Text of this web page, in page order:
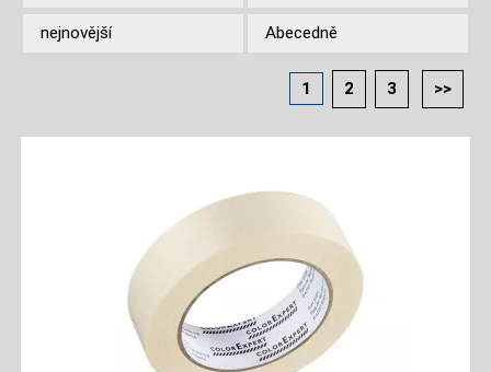
nejnovější Abecedně
1 2 3 >>